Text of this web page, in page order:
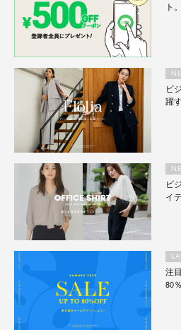
ト。
ビ
躍
ビ
イ
注
80